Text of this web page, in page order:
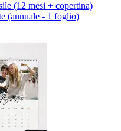
(12 mesi + copertina)
(annuale - 1 foglio)